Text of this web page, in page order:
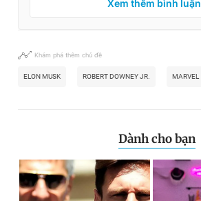
Xem thêm bình luận
Khám phá thêm chủ đề
ELON MUSK ROBERT DOWNEY JR. MARVEL